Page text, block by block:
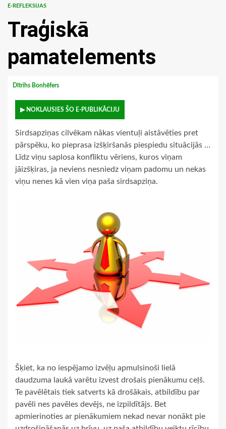
E-REFLEKSIJAS
Traģiskā
pamatelements
Dītrihs Bonhēfers
▶ NOKLAUSIES ŠO E-PUBLIKĀCIJU
Sirdsapziņas cilvēkam nākas vientuļi aistāvēties pret
pārspēku, ko pieprasa izšķiršanās piespiedu situācijās …
Līdz viņu saplosa konfliktu vēriens, kuros viņam
jāizšķiras, ja neviens nesniedz viņam padomu un nekas
viņu nenes kā vien viņa paša sirdsapziņa.
Šķiet, ka no iespējamo izvēļu apmulsinoši lielā
daudzuma laukā varētu izvest drošais pienākumu ceļš.
Te pavēlētais tiek satverts kā drošākais, atbildību par
pavēli nes pavēles devējs, ne izpildītājs. Bet
apmierinoties ar pienākumiem nekad nevar nonākt pie